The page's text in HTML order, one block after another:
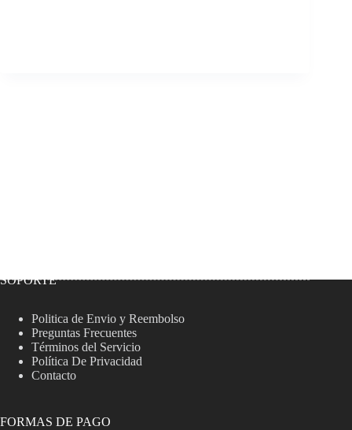
SOPORTE
Politica de Envio y Reembolso
Preguntas Frecuentes
Términos del Servicio
Política De Privacidad
Contacto
FORMAS DE PAGO